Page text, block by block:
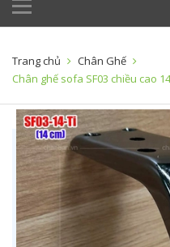
Trang chủ
Chân Ghế
Chân ghế sofa SF03 chiều cao